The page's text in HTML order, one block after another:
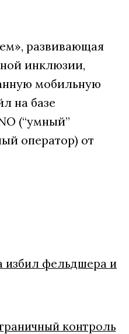
развивающая
инклюзии,
мобильную
на базе
(“умный”
оператор) от
избил фельдшера и
контроль